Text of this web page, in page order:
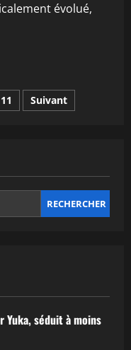
évolué,
11 Suivant
RECHERCHER
Yuka, séduit à moins